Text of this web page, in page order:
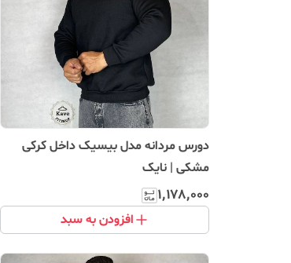
دورس مردانه مدل بیسیک داخل کرکی
مشکی | نایک
۱٬۱۷۸٬۰۰۰
افزودن به سبد